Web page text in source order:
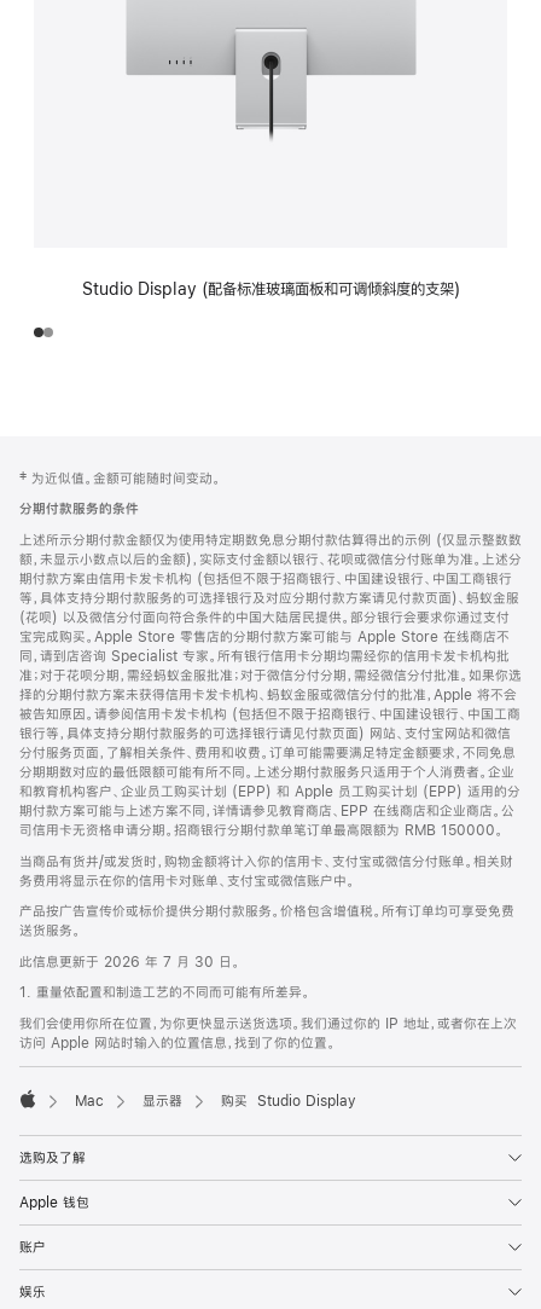
Studio Display (配备标准玻璃面板和可调倾斜度的支架)
页
页
脚
注
‡ 为近似值。金额可能随时间变动。
分期付款服务的条件
上述所示分期付款金额仅为使用特定期数免息分期付款估算得出的示例 (仅显示整数数
额，未显示小数点以后的金额)，实际支付金额以银行、花呗或微信分付账单为准。上述分
期付款方案由信用卡发卡机构 (包括但不限于招商银行、中国建设银行、中国工商银行
等，具体支持分期付款服务的可选择银行及对应分期付款方案请见付款页面)、蚂蚁金服
(花呗) 以及微信分付面向符合条件的中国大陆居民提供。部分银行会要求你通过支付
宝完成购买。Apple Store 零售店的分期付款方案可能与 Apple Store 在线商店不
同，请到店咨询 Specialist 专家。所有银行信用卡分期均需经你的信用卡发卡机构批
准；对于花呗分期，需经蚂蚁金服批准；对于微信分付分期，需经微信分付批准。如果你选
择的分期付款方案未获得信用卡发卡机构、蚂蚁金服或微信分付的批准，Apple 将不会
被告知原因。请参阅信用卡发卡机构 (包括但不限于招商银行、中国建设银行、中国工商
银行等，具体支持分期付款服务的可选择银行请见付款页面) 网站、支付宝网站和微信
分付服务页面，了解相关条件、费用和收费。订单可能需要满足特定金额要求，不同免息
分期期数对应的最低限额可能有所不同。上述分期付款服务只适用于个人消费者。企业
和教育机构客户、企业员工购买计划 (EPP) 和 Apple 员工购买计划 (EPP) 适用的分
期付款方案可能与上述方案不同，详情请参见教育商店、EPP 在线商店和企业商店。公
司信用卡无资格申请分期。招商银行分期付款单笔订单最高限额为 RMB 150000。
当商品有货并/或发货时，购物金额将计入你的信用卡、支付宝或微信分付账单。相关财
务费用将显示在你的信用卡对账单、支付宝或微信账户中。
产品按广告宣传价或标价提供分期付款服务。价格包含增值税。所有订单均可享受免费
送货服务。
此信息更新于 2026 年 7 月 30 日。
1. 重量依配置和制造工艺的不同而可能有所差异。
我们会使用你所在位置，为你更快显示送货选项。我们通过你的 IP 地址，或者你在上次
访问 Apple 网站时输入的位置信息，找到了你的位置。
Mac 显示器 购买 Studio Display
选购及了解
Apple 钱包
账户
娱乐